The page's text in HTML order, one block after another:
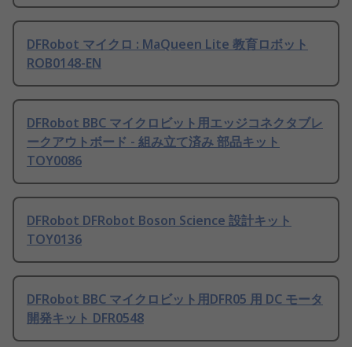
DFRobot マイクロ : MaQueen Lite 教育ロボット
ROB0148-EN
DFRobot BBC マイクロビット用エッジコネクタブレ
ークアウトボード - 組み立て済み 部品キット
TOY0086
DFRobot DFRobot Boson Science 設計キット
TOY0136
DFRobot BBC マイクロビット用DFR05 用 DC モータ
開発キット DFR0548